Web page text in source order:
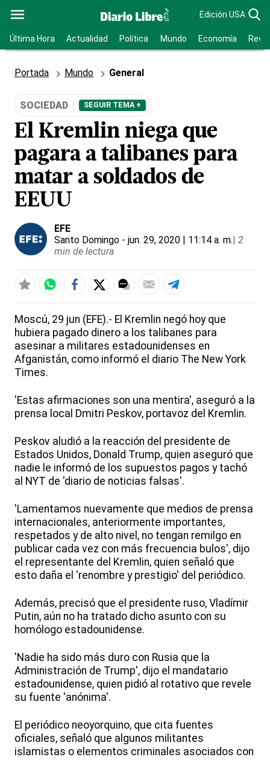
Edición USA
Última Hora Actualidad Política Mundo Economía
Portada Mundo General
SOCIEDAD SEGUIR TEMA +
El Kremlin niega que
pagara a talibanes para
matar a soldados de
EEUU
EFE
Santo Domingo - jun. 29, 2020 | 11:14 a. m.| 2
min de lectura
Moscú, 29 jun (EFE).- El Kremlin negó hoy que
hubiera pagado dinero a los talibanes para
asesinar a militares estadounidenses en
Afganistán, como informó el diario The New York
Times.
'Estas afirmaciones son una mentira', aseguró a la
prensa local Dmitri Peskov, portavoz del Kremlin.
Peskov aludió a la reacción del presidente de
Estados Unidos, Donald Trump, quien aseguró que
nadie le informó de los supuestos pagos y tachó
al NYT de 'diario de noticias falsas'.
'Lamentamos nuevamente que medios de prensa
internacionales, anteriormente importantes,
respetados y de alto nivel, no tengan remilgo en
publicar cada vez con más frecuencia bulos', dijo
el representante del Kremlin, quien señaló que
esto daña el 'renombre y prestigio' del periódico.
Además, precisó que el presidente ruso, Vladímir
Putin, aún no ha tratado dicho asunto con su
homólogo estadounidense.
'Nadie ha sido más duro con Rusia que la
Administración de Trump', dijo el mandatario
estadounidense, quien pidió al rotativo que revele
su fuente 'anónima'.
El periódico neoyorquino, que cita fuentes
oficiales, señaló que algunos militantes
islamistas o elementos criminales asociados con